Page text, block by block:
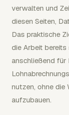
verwalten und
diesen Seiten,
Das praktische
die Arbeit
anschließend für
nutzen, ohne die
aufzubauen.